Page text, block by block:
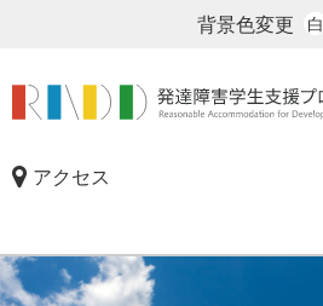
背景色変更 白
アクセス